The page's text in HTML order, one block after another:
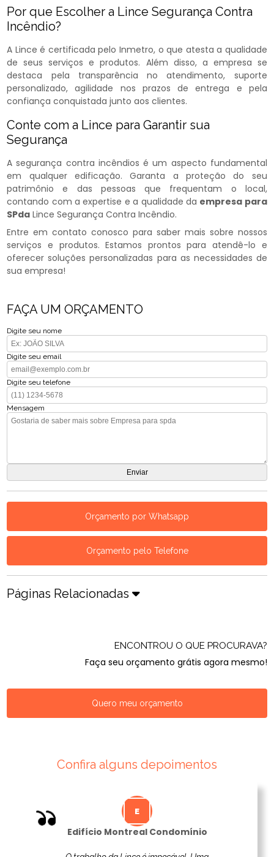
Por que Escolher a Lince Segurança Contra
Incêndio?
A Lince é certificada pelo Inmetro, o que atesta a qualidade
de seus serviços e produtos. Além disso, a empresa se
destaca pela transparência no atendimento, suporte
personalizado, agilidade nos prazos de entrega e pela
confiança conquistada junto aos clientes.
Conte com a Lince para Garantir sua
Segurança
A segurança contra incêndios é um aspecto fundamental
em qualquer edificação. Garanta a proteção do seu
patrimônio e das pessoas que frequentam o local,
contando com a expertise e a qualidade da empresa para
SPda Lince Segurança Contra Incêndio.
Entre em contato conosco para saber mais sobre nossos
serviços e produtos. Estamos prontos para atendê-lo e
oferecer soluções personalizadas para as necessidades de
sua empresa!
FAÇA UM ORÇAMENTO
Digite seu nome
Digite seu email
Digite seu telefone
Mensagem
Orçamento por Whatsapp
Orçamento pelo Telefone
Páginas Relacionadas
ENCONTROU O QUE PROCURAVA?
Faça seu orçamento grátis agora mesmo!
Quero meu orçamento
Confira alguns depoimentos
Edifício Montreal Condomínio